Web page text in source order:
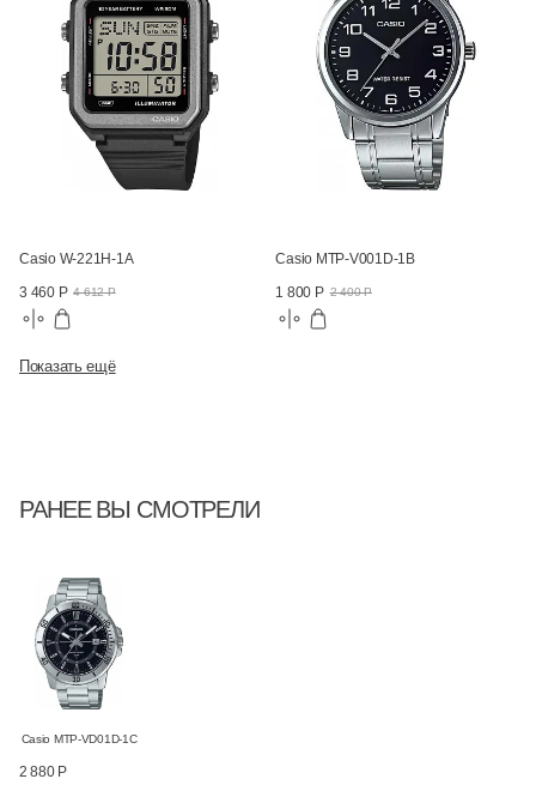
Casio W-221H-1A
3 460 Р 4 612 Р
Casio MTP-V001D-1B
1 800 Р 2 400 Р
Показать ещё
РАНЕЕ ВЫ СМОТРЕЛИ
Casio MTP-VD01D-1C
2 880 Р